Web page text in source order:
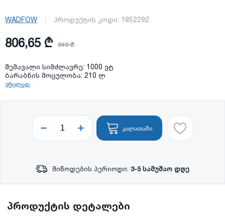
WADFOW პროდუქტის კოდი: 1852292
806,65 ₾ 949 ₾
შემავალი სიმძლავრე: 1000 ვტ
ბარაბნის მოცულობა: 210 ლ
ვრცლად
კალათაში
მიწოდების პერიოდი: 3-5 სამუშაო დღე
პროდუქტის დეტალები